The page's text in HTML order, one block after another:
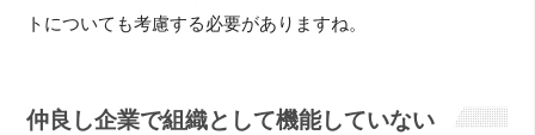
トについても考慮する必要がありますね。
仲良し企業で組織として機能していない